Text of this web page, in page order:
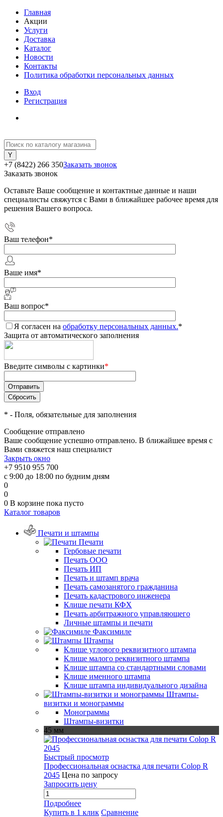
Главная
Акции
Услуги
Доставка
Каталог
Новости
Контакты
Политика обработки персональных данных
Вход
Регистрация
+7 (8422) 266 350Заказать звонок
Заказать звонок
Оставьте Ваше сообщение и контактные данные и наши
специалисты свяжутся с Вами в ближайшее рабочее время для
решения Вашего вопроса.
Ваш телефон*
Ваше имя*
Ваш вопрос*
Я согласен на обработку персональных данных.*
Защита от автоматического заполнения
Введите символы с картинки*
* - Поля, обязательные для заполнения
Сообщение отправлено
Ваше сообщение успешно отправлено. В ближайшее время с
Вами свяжется наш специалист
Закрыть окно
+7 9510 955 700
с 9:00 до 18:00 по будним дням
0
0
0 В корзине пока пусто
Каталог товаров
Печати и штампы
Печати
Гербовые печати
Печать ООО
Печать ИП
Печать и штамп врача
Печать самозанятого гражданина
Печать кадастрового инженера
Клише печати КФХ
Печать арбитражного управляющего
Личные штампы и печати
Факсимиле
Штампы
Клише углового реквизитного штампа
Клише малого реквизитного штампа
Клише штампа со стандартными словами
Клише именного штампа
Клише штампа индивидуального дизайна
Штампы-
визитки и монограммы
Монограммы
Штампы-визитки
45 мм
Быстрый просмотр
Профессиональная оснастка для печати Colop R
2045 Цена по запросу
Запросить цену
Подробнее
Купить в 1 клик Сравнение